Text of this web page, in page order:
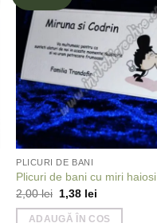
PLICURI DE BANI
Plicuri de bani cu miri haiosi
2,00lei Prețul
a
1,38 lei
este:
ADAUGĂ ÎN COȘ